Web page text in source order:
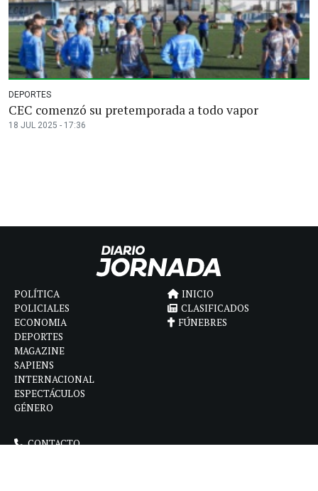
DEPORTES
CEC comenzó su pretemporada a todo vapor
18 JUL 2025 - 17:36
POLÍTICA
POLICIALES
ECONOMIA
DEPORTES
MAGAZINE
SAPIENS
INTERNACIONAL
ESPECTÁCULOS
GÉNERO
INICIO
CLASIFICADOS
FÚNEBRES
CONTACTO